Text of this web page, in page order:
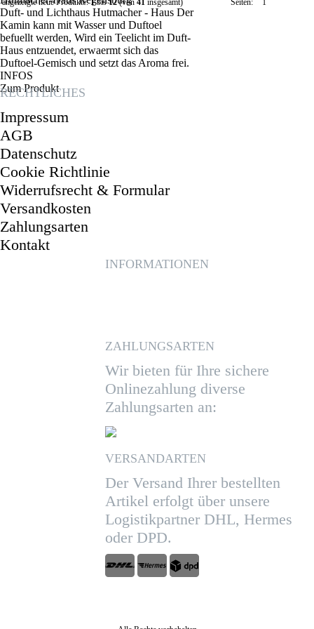
Duft- und Lichthaus Hutmacher - Haus Der
Kamin kann mit Wasser und Duftoel
befuellt werden, Wird ein Teelicht im Duft-
Haus entzuendet, erwaermt sich das
Duftoel-Gemisch und setzt das Aroma frei.
INFOS
Zum Produkt
Seiten: 1
angezeigte neue Produkte:1bis12(von 41 insgesamt)
RECHTLICHES
Impressum
AGB
Datenschutz
Cookie Richtlinie
Widerrufsrecht & Formular
Versandkosten
Zahlungsarten
Kontakt
INFORMATIONEN
ZAHLUNGSARTEN
Wir bieten für Ihre sichere
Onlinezahlung diverse
Zahlungsarten an:
VERSANDARTEN
Der Versand Ihrer bestellten
Artikel erfolgt über unsere
Logistikpartner DHL, Hermes
oder DPD.